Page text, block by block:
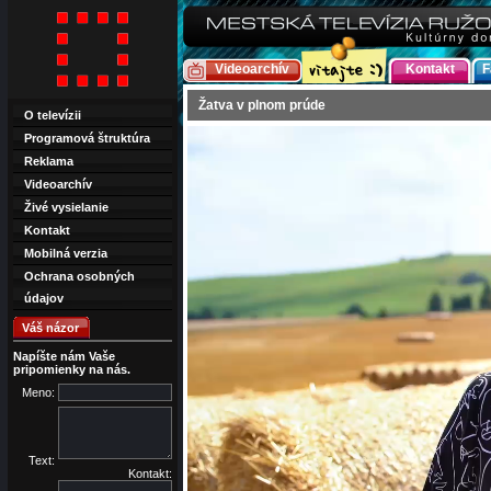
Videoarchív Kontakt
Žatva v plnom prúde
O televízii
Programová štruktúra
Reklama
Videoarchív
Živé vysielanie
Kontakt
Mobilná verzia
Ochrana osobných
údajov
Váš názor
Napíšte nám Vaše
pripomienky na nás.
Meno:
Text:
Kontakt: